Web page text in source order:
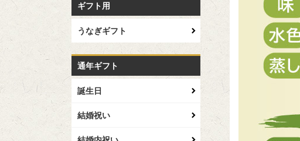
ギフト用
うなぎギフト
通年ギフト
誕生日
結婚祝い